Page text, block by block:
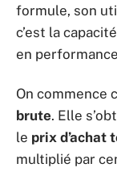
formule, son
c’est la
en
On commence
brute. Elle
le prix d’achat
multiplié par